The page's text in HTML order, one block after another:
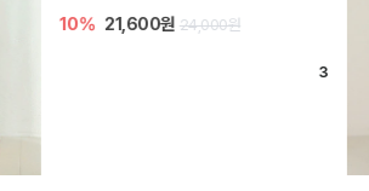
10% 36,000원 40,000원